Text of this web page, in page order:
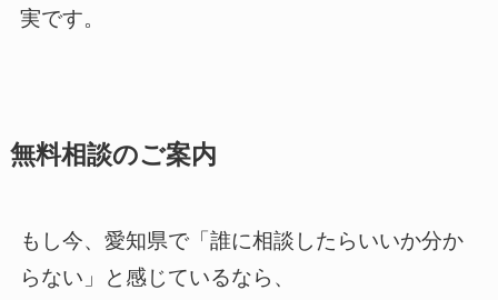
実です。
無料相談のご案内
もし今、愛知県で「誰に相談したらいいか分か
らない」と感じているなら、